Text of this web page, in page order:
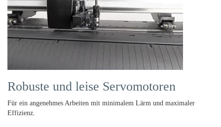
Robuste und leise Servomotoren
Für ein angenehmes Arbeiten mit minimalem Lärm und maximaler
Effizienz.